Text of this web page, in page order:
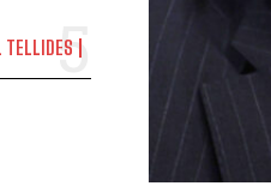
TELLIDES